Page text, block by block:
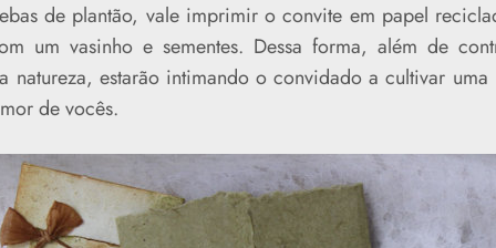
de plantão, vale imprimir o convite em papel
um vasinho e sementes. Dessa forma, além de
natureza, estarão intimando o convidado a cultivar uma
de vocês.